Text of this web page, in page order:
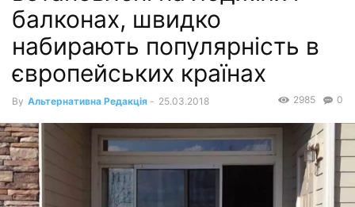
балконах, швидко
набирають популярність в
європейських країнах
By Альтернативна Редакція - 25.03.2018 0
2985